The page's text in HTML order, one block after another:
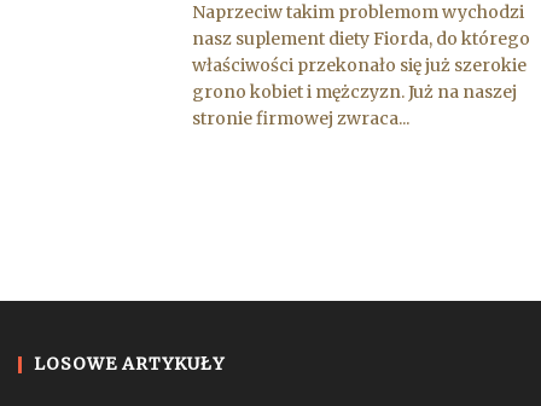
Naprzeciw takim problemom wychodzi
nasz suplement diety Fiorda, do którego
właściwości przekonało się już szerokie
grono kobiet i mężczyzn. Już na naszej
stronie firmowej zwraca...
LOSOWE ARTYKUŁY